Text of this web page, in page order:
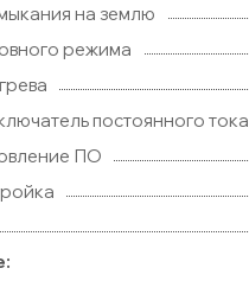
на землю
режима
постоянного тока
ПО